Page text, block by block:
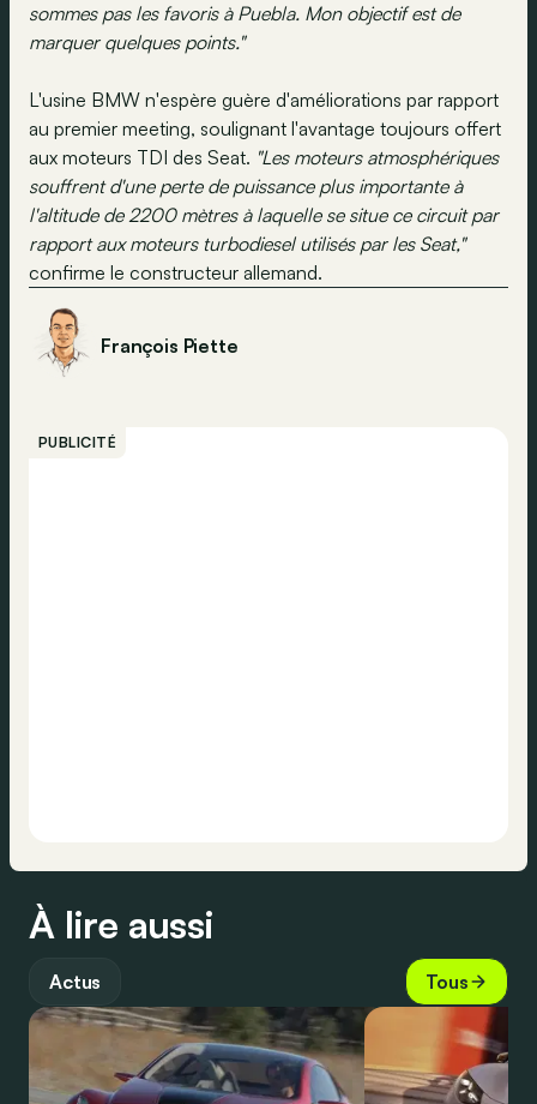
sommes pas les favoris à Puebla. Mon objectif est de
marquer quelques points."
L'usine BMW n'espère guère d'améliorations par rapport
au premier meeting, soulignant l'avantage toujours offert
aux moteurs TDI des Seat. "Les moteurs atmosphériques
souffrent d'une perte de puissance plus importante à
l'altitude de 2200 mètres à laquelle se situe ce circuit par
rapport aux moteurs turbodiesel utilisés par les Seat,"
confirme le constructeur allemand.
François Piette
PUBLICITÉ
À lire aussi
Actus Tous